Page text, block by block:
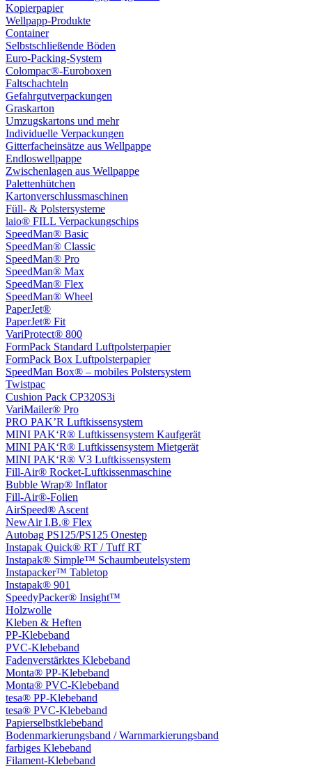
Kopierpapier
Wellpapp-Produkte
Container
Selbstschließende Böden
Euro-Packing-System
Colompac®-Euroboxen
Faltschachteln
Gefahrgutverpackungen
Graskarton
Umzugskartons und mehr
Individuelle Verpackungen
Gitterfacheinsätze aus Wellpappe
Endloswellpappe
Zwischenlagen aus Wellpappe
Palettenhütchen
Kartonverschlussmaschinen
Füll- & Polstersysteme
laio® FILL Verpackungschips
SpeedMan® Basic
SpeedMan® Classic
SpeedMan® Pro
SpeedMan® Max
SpeedMan® Flex
SpeedMan® Wheel
PaperJet®
PaperJet® Fit
VariProtect® 800
FormPack Standard Luftpolsterpapier
FormPack Box Luftpolsterpapier
SpeedMan Box® – mobiles Polstersystem
Twistpac
Cushion Pack CP320S3i
VariMailer® Pro
PRO PAK’R Luftkissensystem
MINI PAK‘R® Luftkissensystem Kaufgerät
MINI PAK‘R® Luftkissensystem Mietgerät
MINI PAK‘R® V3 Luftkissensystem
Fill-Air® Rocket-Luftkissenmaschine
Bubble Wrap® Inflator
Fill-Air®-Folien
AirSpeed® Ascent
NewAir I.B.® Flex
Autobag PS125/PS125 Onestep
Instapak Quick® RT / Tuff RT
Instapak® Simple™ Schaumbeutelsystem
Instapacker™ Tabletop
Instapak® 901
SpeedyPacker® Insight™
Holzwolle
Kleben & Heften
PP-Klebeband
PVC-Klebeband
Fadenverstärktes Klebeband
Monta® PP-Klebeband
Monta® PVC-Klebeband
tesa® PP-Klebeband
tesa® PVC-Klebeband
Papierselbstklebeband
Bodenmarkierungsband / Warnmarkierungsband
farbiges Klebeband
Filament-Klebeband